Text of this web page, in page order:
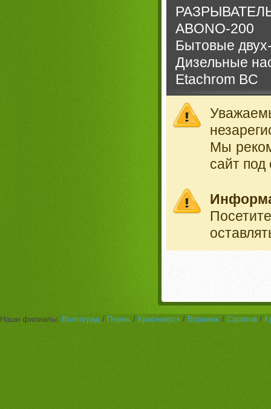
ABONO-200
Бытовые
Дизельные
Etachrom BC
Мы
сайт
Наши филиалы: Волгоград / Пермь / Красноярск / Воронеж / Саратов /